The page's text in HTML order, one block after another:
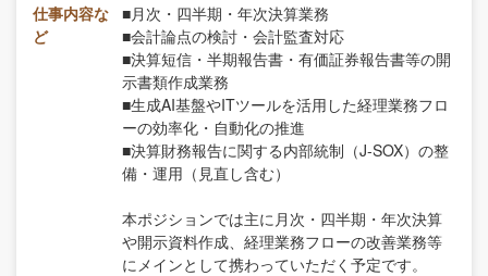
仕事内容な
ど
■月次・四半期・年次決算業務
■会計論点の検討・会計監査対応
■決算短信・半期報告書・有価証券報告書等の開
示書類作成業務
■生成AI基盤やITツールを活用した経理業務フロ
ーの効率化・自動化の推進
■決算財務報告に関する内部統制（J-SOX）の整
備・運用（見直し含む）
本ポジションでは主に月次・四半期・年次決算
や開示資料作成、経理業務フローの改善業務等
にメインとして携わっていただく予定です。